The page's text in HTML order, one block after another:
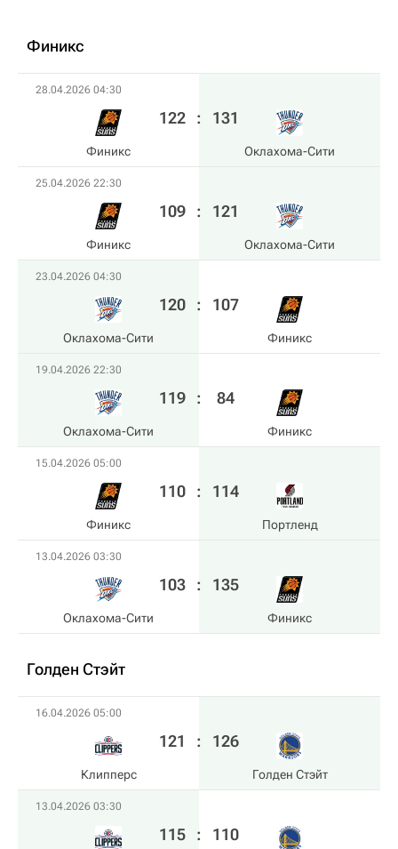
Финикс
28.04.2026 04:30
Финикс
122 : 131
Оклахома-Сити
25.04.2026 22:30
Финикс
109 : 121
Оклахома-Сити
23.04.2026 04:30
Оклахома-Сити
120 : 107
Финикс
19.04.2026 22:30
Оклахома-Сити
119 : 84
Финикс
15.04.2026 05:00
Финикс
110 : 114
Портленд
13.04.2026 03:30
Оклахома-Сити
103 : 135
Финикс
Голден Стэйт
16.04.2026 05:00
Клипперс
121 : 126
Голден Стэйт
13.04.2026 03:30
115 : 110